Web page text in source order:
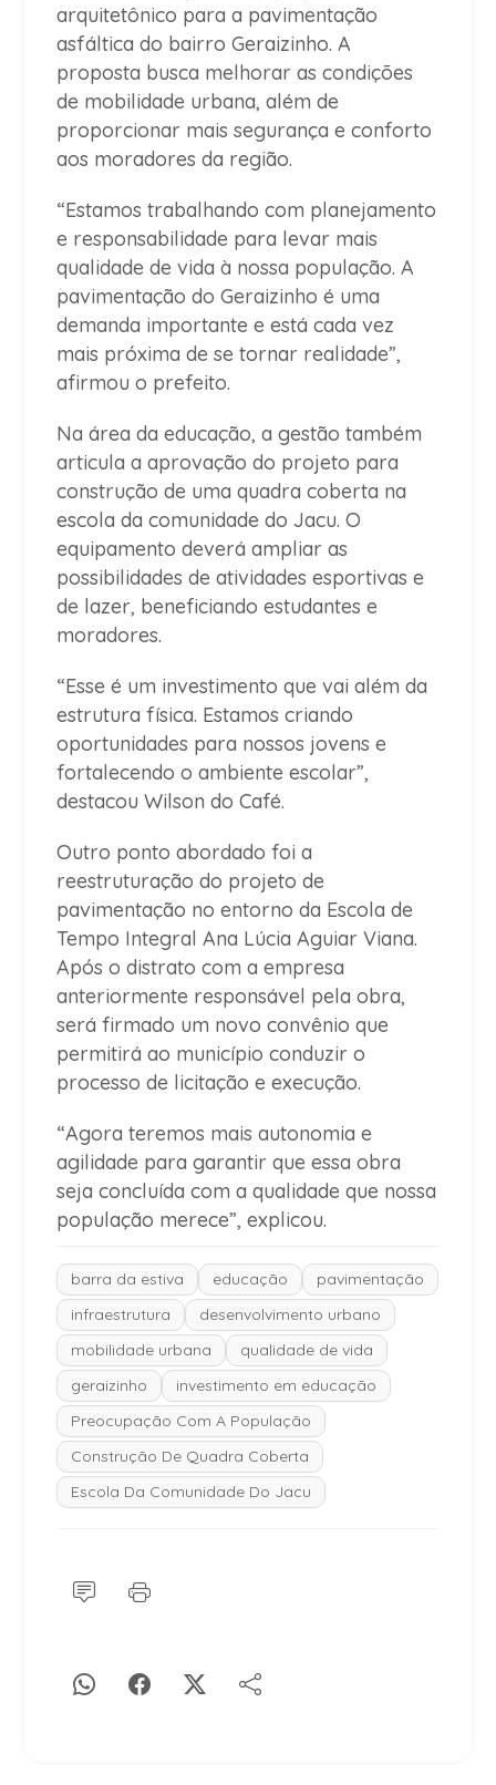
arquitetônico para a pavimentação
asfáltica do bairro Geraizinho. A
proposta busca melhorar as condições
de mobilidade urbana, além de
proporcionar mais segurança e conforto
aos moradores da região.
“Estamos trabalhando com planejamento
e responsabilidade para levar mais
qualidade de vida à nossa população. A
pavimentação do Geraizinho é uma
demanda importante e está cada vez
mais próxima de se tornar realidade”,
afirmou o prefeito.
Na área da educação, a gestão também
articula a aprovação do projeto para
construção de uma quadra coberta na
escola da comunidade do Jacu. O
equipamento deverá ampliar as
possibilidades de atividades esportivas e
de lazer, beneficiando estudantes e
moradores.
“Esse é um investimento que vai além da
estrutura física. Estamos criando
oportunidades para nossos jovens e
fortalecendo o ambiente escolar”,
destacou Wilson do Café.
Outro ponto abordado foi a
reestruturação do projeto de
pavimentação no entorno da Escola de
Tempo Integral Ana Lúcia Aguiar Viana.
Após o distrato com a empresa
anteriormente responsável pela obra,
será firmado um novo convênio que
permitirá ao município conduzir o
processo de licitação e execução.
“Agora teremos mais autonomia e
agilidade para garantir que essa obra
seja concluída com a qualidade que nossa
população merece”, explicou.
barra da estiva educação
pavimentação
infraestrutura
desenvolvimento urbano
mobilidade urbana
qualidade de vida
geraizinho
investimento em educação
Preocupação Com A População
Construção De Quadra Coberta
Escola Da Comunidade Do Jacu